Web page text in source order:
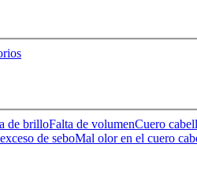
de brilloFalta de volumenCuero
de seboMal olor en el cuero